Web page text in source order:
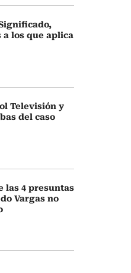
los que aplica
Televisión y
del caso
las 4 presuntas
Vargas no